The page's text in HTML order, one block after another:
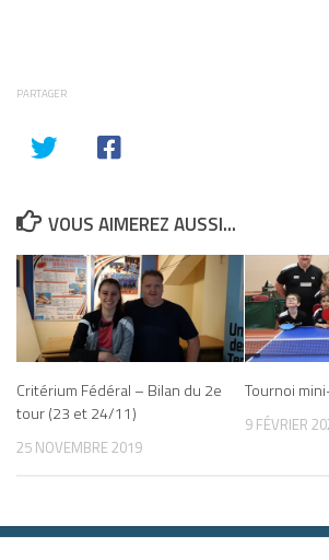
PARTAGER
VOUS AIMEREZ AUSSI...
Critérium Fédéral – Bilan du 2e
tour (23 et 24/11)
25 NOVEMBRE 2019
Tournoi
9 FÉVRIER